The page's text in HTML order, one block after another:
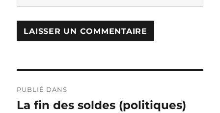
de
PUBLIÉ DANS
La fin des soldes (politiques)